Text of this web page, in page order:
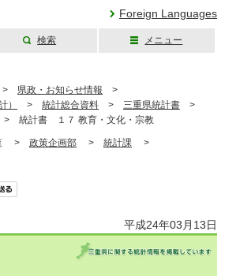
Foreign Languages
検索 メニュー
県政・お知らせ情報 >
）
> 統計総合資料 > 三重県統計書 >
> 統計書 １７ 教育・文化・宗教
> 政策企画部 > 統計課 >
平成24年03月13日